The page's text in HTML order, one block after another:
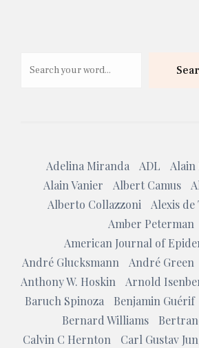
Adelina Miranda ADL
Alain
Alain Vanier
Albert Camus
Alberto Collazzoni
Alexis
Amber Peterman
American Journal of
André Glucksmann
André Green
Anthony W. Hoskin
Arnold
Baruch Spinoza
Benjamin Guérif
Bernard Williams
Calvin C Hernton
Carl Gustav